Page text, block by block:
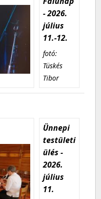
- 2026.
július
11.-12.
fotó:
Tüskés
Tibor
Ünnepi
testületi
ülés -
2026.
július
11.